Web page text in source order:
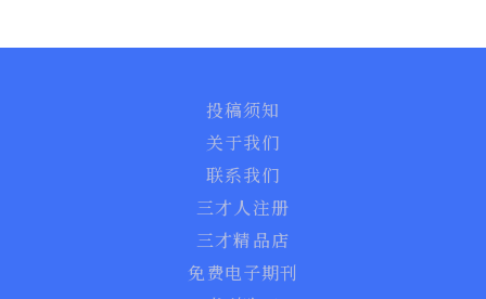
投稿须知
关于我们
联系我们
三才人注册
三才精品店
免费电子期刊